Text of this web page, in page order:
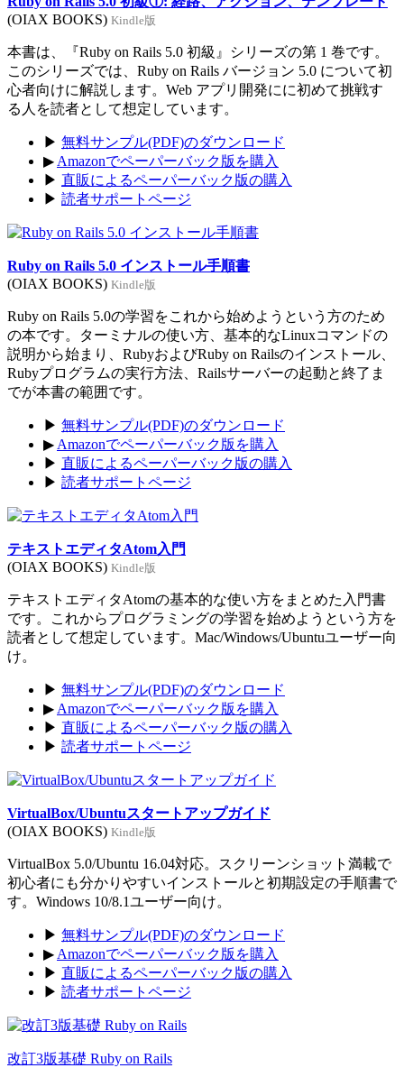
(OIAX BOOKS) Kindle版
本書は、『Ruby on Rails 5.0 初級』シリーズの第 1 巻です。
このシリーズでは、Ruby on Rails バージョン 5.0 について初
心者向けに解説します。Web アプリ開発にに初めて挑戦す
る人を読者として想定しています。
▶ 無料サンプル(PDF)のダウンロード
▶ Amazonでペーパーバック版を購入
▶ 直販によるペーパーバック版の購入
▶ 読者サポートページ
Ruby on Rails 5.0 インストール手順書
(OIAX BOOKS) Kindle版
Ruby on Rails 5.0の学習をこれから始めようという方のため
の本です。ターミナルの使い方、基本的なLinuxコマンドの
説明から始まり、RubyおよびRuby on Railsのインストール、
Rubyプログラムの実行方法、Railsサーバーの起動と終了ま
でが本書の範囲です。
▶ 無料サンプル(PDF)のダウンロード
▶ Amazonでペーパーバック版を購入
▶ 直販によるペーパーバック版の購入
▶ 読者サポートページ
テキストエディタAtom入門
(OIAX BOOKS) Kindle版
テキストエディタAtomの基本的な使い方をまとめた入門書
です。これからプログラミングの学習を始めようという方を
読者として想定しています。Mac/Windows/Ubuntuユーザー向
け。
▶ 無料サンプル(PDF)のダウンロード
▶ Amazonでペーパーバック版を購入
▶ 直販によるペーパーバック版の購入
▶ 読者サポートページ
VirtualBox/Ubuntuスタートアップガイド
(OIAX BOOKS) Kindle版
VirtualBox 5.0/Ubuntu 16.04対応。スクリーンショット満載で
初心者にも分かりやすいインストールと初期設定の手順書で
す。Windows 10/8.1ユーザー向け。
▶ 無料サンプル(PDF)のダウンロード
▶ Amazonでペーパーバック版を購入
▶ 直販によるペーパーバック版の購入
▶ 読者サポートページ
改訂3版基礎 Ruby on Rails